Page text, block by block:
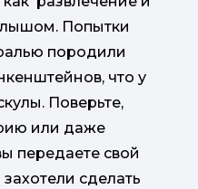
Попытки
породили
что у
Поверьте,
или даже
передаете свой
сделать